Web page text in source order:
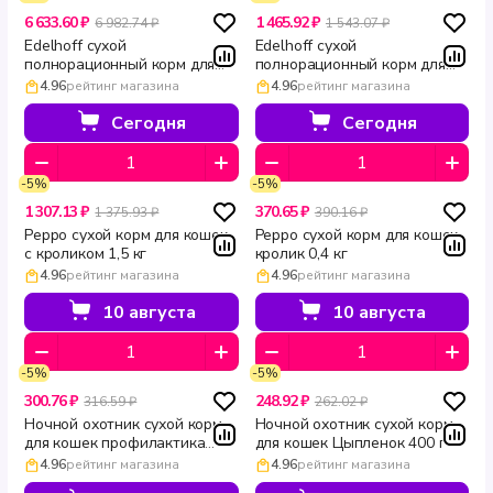
6 633.60 ₽ 6 982.74 ₽
Edelhoff сухой
полнорационный корм для
кошек и котов Ягненок 8 кг
4.96рейтинг магазина
Сегодня
1 465.92 ₽ 1 543.07 ₽
Edelhoff сухой
полнорационный корм для
взрослых кошек Ягненок 1,5
кг
4.96рейтинг магазина
Сегодня
-5%
1 307.13 ₽ 1 375.93 ₽
Peppo сухой корм для кошек
с кроликом 1,5 кг
4.96рейтинг магазина
10 августа
-5%
370.65 ₽ 390.16 ₽
Peppo сухой корм для кошек
кролик 0,4 кг
4.96рейтинг магазина
10 августа
-5%
300.76 ₽ 316.59 ₽
Ночной охотник сухой корм
для кошек профилактика
мочекаменной болезни 400 г
4.96рейтинг магазина
-5%
248.92 ₽ 262.02 ₽
Ночной охотник сухой корм
для кошек Цыпленок 400 г
4.96рейтинг магазина